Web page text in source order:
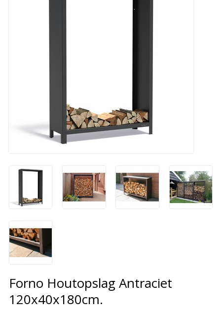
Forno Houtopslag Antraciet
120x40x180cm.